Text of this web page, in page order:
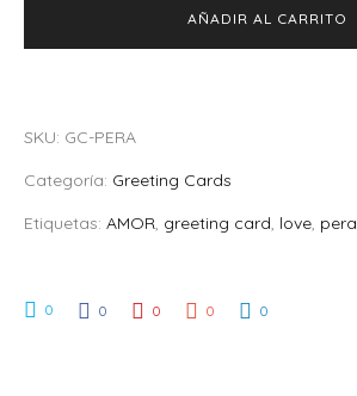
no
AÑADIR AL CARRITO
SKU: GC-PERA
Categoría: Greeting Cards
Etiquetas: AMOR, greeting card, love, pera
0 0 0 0 0